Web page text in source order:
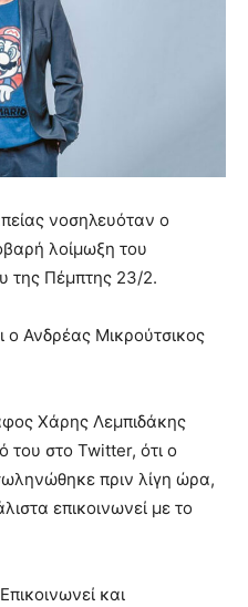
νοσηλευόταν ο
λοίμωξη του
της Πέμπτης 23/2.
Ανδρέας Μικρούτσικος
Χάρης Λεμπιδάκης
στο Twitter, ότι ο
πριν λίγη ώρα,
επικοινωνεί με το
και